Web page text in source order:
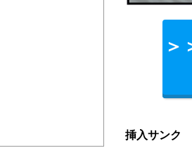
＞
挿入サンク